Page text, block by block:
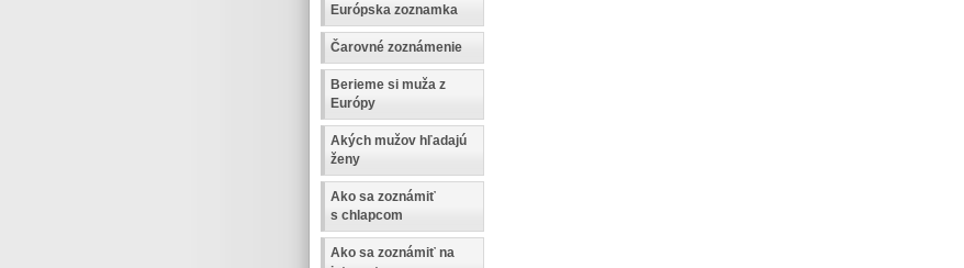
Európska zoznamka
Čarovné zoznámenie
Berieme si muža z
Európy
Akých mužov hľadajú
ženy
Ako sa zoznámiť
s chlapcom
Ako sa zoznámiť na